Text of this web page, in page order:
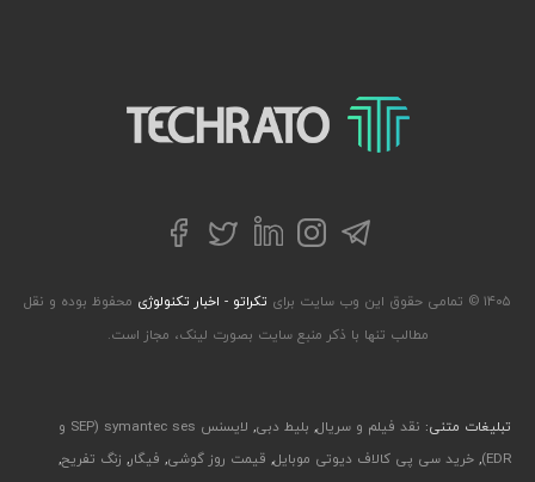
تکراتو – زندگی با تکنولوژی
تلگراماینستاگرام
لینکداینتوییترفیسبوک
۱۴۰۵ © تمامی حقوق این وب سایت برای تکراتو - اخبار تکنولوژی محفوظ بوده و نقل
مطالب تنها با ذکر منبع سایت بصورت لینک، مجاز است.
تبلیغات متنی: نقد فیلم و سریال, بلیط دبی,
لایسنس symantec ses (SEP و
EDR)
, خرید سی پی کالاف دیوتی موبایل, قیمت روز گوشی, فیگار, زنگ تفریح,